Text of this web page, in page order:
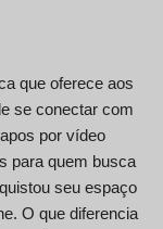
que oferece aos
se conectar com
por vídeo
para quem busca
seu espaço
O que diferencia